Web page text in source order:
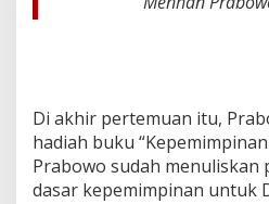
Di akhir pertemuan itu,
hadiah buku
Prabowo sudah menuliskan
dasar kepemimpinan untuk